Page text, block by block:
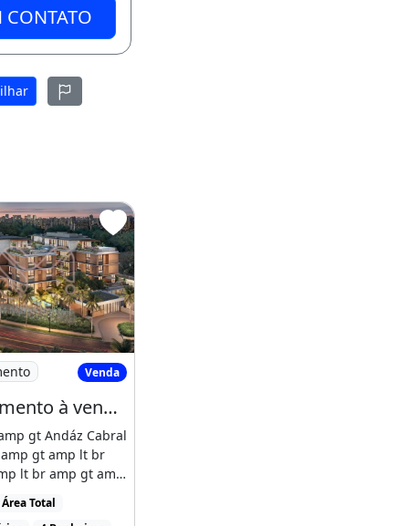
CONTATO
4 Suítes à venda no bairro Cabral
Venda
Apartamento à venda no bairro Cabral - Curitiba/PR
gt Andáz Cabral
gt amp lt br
lt br amp gt amp
se [...]
Total